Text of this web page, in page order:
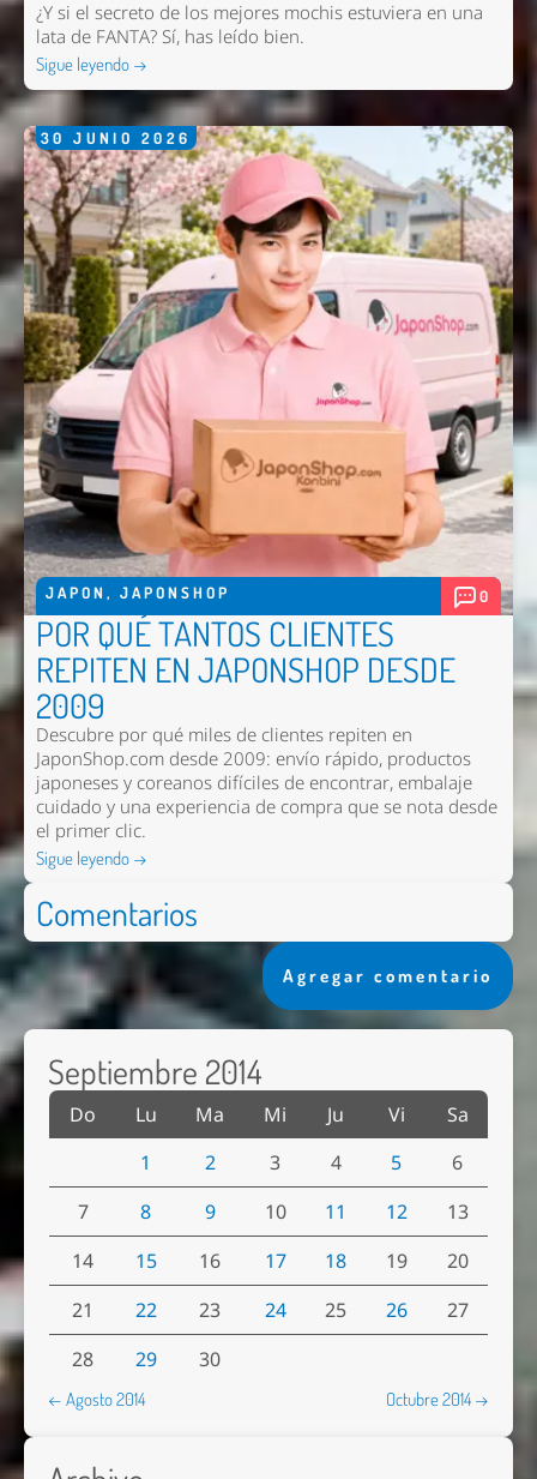
¿Y si el secreto de los mejores mochis estuviera en una
lata de FANTA? Sí, has leído bien.
Sigue leyendo →
30 JUNIO 2026
JAPON , JAPONSHOP 0
POR QUÉ TANTOS CLIENTES
REPITEN EN JAPONSHOP DESDE
2009
Descubre por qué miles de clientes repiten en
JaponShop.com desde 2009: envío rápido, productos
japoneses y coreanos difíciles de encontrar, embalaje
cuidado y una experiencia de compra que se nota desde
el primer clic.
Sigue leyendo →
Comentarios
Agregar comentario
Septiembre 2014
Do Lu Ma Mi Ju Vi
Sa
1
2 3 4 5
6
7
8 9 10 11 12
13
14
15 16 17 18 19
20
21
22 23 24 25 26
27
28
29 30
← Agosto 2014 Octubre 2014 →